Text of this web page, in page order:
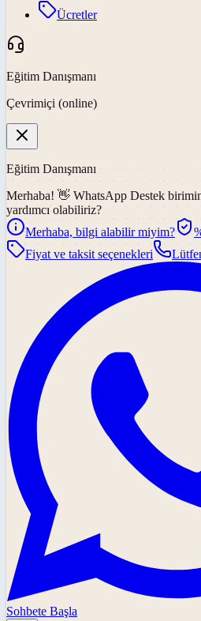
Ücretler
Eğitim Danışmanı
Çevrimiçi (online)
Eğitim Danışmanı
Merhaba! 👋 WhatsApp Destek
yardımcı olabiliriz?
Merhaba, bilgi alabilir miyim?
Fiyat ve taksit seçenekleri
Sohbete Başla